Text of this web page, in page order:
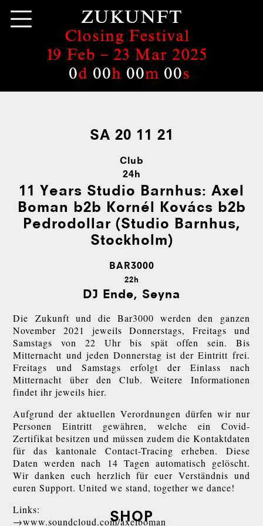
ZUKUNFT
Closing Festival
19 Feb – 23 Mar 2025
0d 00h 00m 00s
SA 20 11 21
Club
24h
11 Years Studio Barnhus: Axel
Boman b2b Kornél Kovács b2b
Pedrodollar (Studio Barnhus,
Stockholm)
BAR3000
22h
DJ Ende, Seyna
Die Zukunft und die Bar3000 werden den ganzen
November 2021 jeweils Donnerstags, Freitags und
Samstags von 22 Uhr bis spät offen sein. Bis
Mitternacht und jeden Donnerstag ist der Eintritt frei.
Freitags und Samstags erfolgt der Einlass nach
Mitternacht über den Club. Weitere Informationen
findet ihr jeweils hier.
Aufgrund der aktuellen Verordnungen dürfen wir nur
Personen Eintritt gewähren, welche ein Covid-
Zertifikat besitzen und müssen zudem die Kontaktdaten
für das kantonale Contact-Tracing erheben. Diese
Daten werden nach 14 Tagen automatisch gelöscht.
Wir danken euch herzlich für euer Verständnis und
euren Support. United we stand, together we dance!
Links:
www.soundcloud.com/axelboman
SHOP